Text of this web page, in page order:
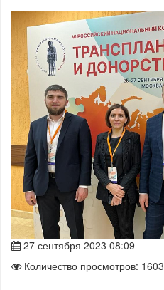
27 сентября 2023 08:09
Количество просмотров: 1603